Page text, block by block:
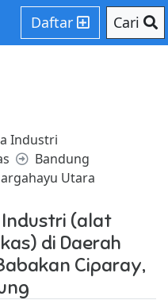
on value of type null in
core/core.php
Daftar Cari
Industri
Bandung
Utara
Industri (alat
di Daerah
Ciparay,